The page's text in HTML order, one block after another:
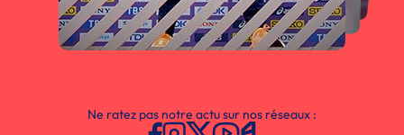
Ne ratez pas notre actu sur nos réseaux :